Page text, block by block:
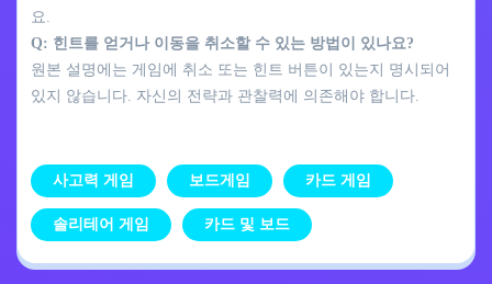
요.
Q: 힌트를 얻거나 이동을 취소할 수 있는 방법이 있나요?
원본 설명에는 게임에 취소 또는 힌트 버튼이 있는지 명시되어
있지 않습니다. 자신의 전략과 관찰력에 의존해야 합니다.
사고력 게임 보드게임 카드 게임
솔리테어 게임 카드 및 보드